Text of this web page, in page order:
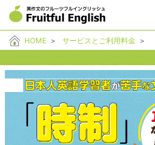
HOME ＞ サービスとご利用料金 ＞